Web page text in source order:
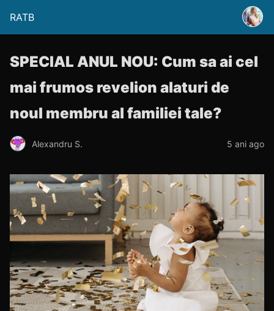
RATB
SPECIAL ANUL NOU: Cum sa ai cel
mai frumos revelion alaturi de
noul membru al familiei tale?
Alexandru S. 5 ani ago